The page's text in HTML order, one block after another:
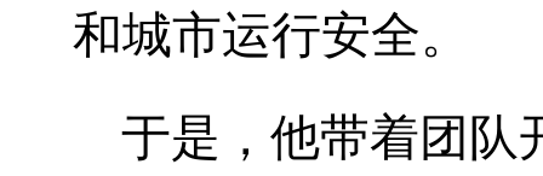
和城市运行安全。
于是，他带着团队